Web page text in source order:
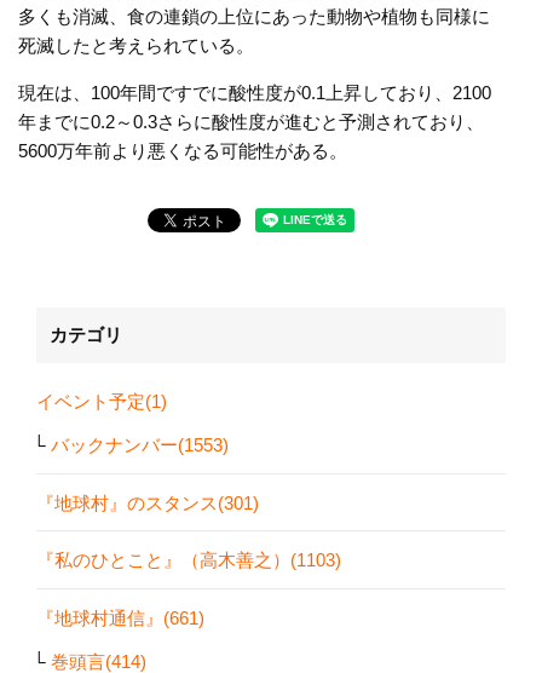
多くも消滅、食の連鎖の上位にあった動物や植物も同様に
死滅したと考えられている。
現在は、100年間ですでに酸性度が0.1上昇しており、2100
年までに0.2～0.3さらに酸性度が進むと予測されており、
5600万年前より悪くなる可能性がある。
カテゴリ
イベント予定(1)
バックナンバー(1553)
『地球村』のスタンス(301)
『私のひとこと』（高木善之）(1103)
『地球村通信』(661)
巻頭言(414)